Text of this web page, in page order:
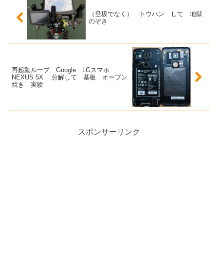
（登坂でなく） トウハン して 地獄
のぞき
再起動ループ Google LGスマホ
NEXUS 5X 分解して 基板 オーブン
焼き 実験
スポンサーリンク